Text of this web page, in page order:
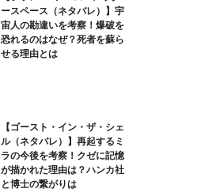
ースペース（ネタバレ）】宇
宙人の勘違いを考察！爆破を
恐れるのはなぜ？死者を蘇ら
せる理由とは
【ゴースト・イン・ザ・シェ
ル（ネタバレ）】再起するミ
ラの今後を考察！クゼに記憶
が描かれた理由は？ハンカ社
と博士の繋がりは